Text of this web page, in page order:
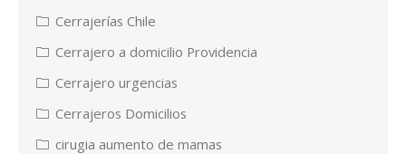
Cerrajerías Chile
Cerrajero a domicilio Providencia
Cerrajero urgencias
Cerrajeros Domicilios
cirugia aumento de mamas